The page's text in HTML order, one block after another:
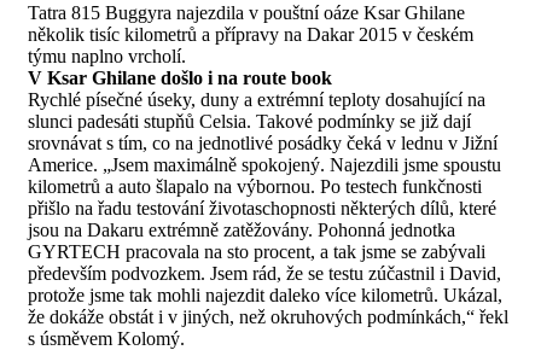
Tatra 815 Buggyra najezdila v pouštní oáze Ksar Ghilane
několik tisíc kilometrů a přípravy na Dakar 2015 v českém
týmu naplno vrcholí.
V Ksar Ghilane došlo i na route book
Rychlé písečné úseky, duny a extrémní teploty dosahující na
slunci padesáti stupňů Celsia. Takové podmínky se již dají
srovnávat s tím, co na jednotlivé posádky čeká v lednu v Jižní
Americe. „Jsem maximálně spokojený. Najezdili jsme spoustu
kilometrů a auto šlapalo na výbornou. Po testech funkčnosti
přišlo na řadu testování životaschopnosti některých dílů, které
jsou na Dakaru extrémně zatěžovány. Pohonná jednotka
GYRTECH pracovala na sto procent, a tak jsme se zabývali
především podvozkem. Jsem rád, že se testu zúčastnil i David,
protože jsme tak mohli najezdit daleko více kilometrů. Ukázal,
že dokáže obstát i v jiných, než okruhových podmínkách,“ řekl
s úsměvem Kolomý.